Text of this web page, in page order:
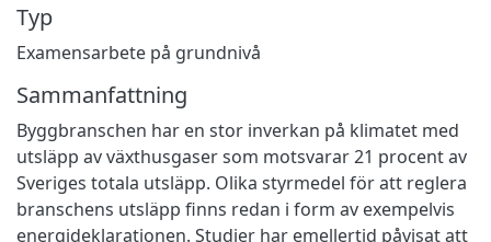
Typ
Examensarbete på grundnivå
Sammanfattning
Byggbranschen har en stor inverkan på klimatet med
utsläpp av växthusgaser som motsvarar 21 procent av
Sveriges totala utsläpp. Olika styrmedel för att reglera
branschens utsläpp finns redan i form av exempelvis
energideklarationen. Studier har emellertid påvisat att